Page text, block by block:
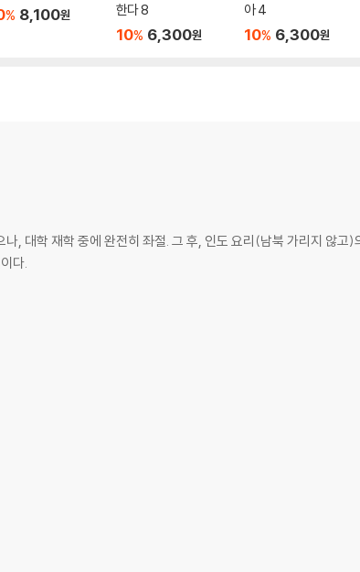
% 8,100원
한다 8
10% 6,300원
아 4
10% 6,300원
, 대학 재학 중에 완전히 좌절. 그 후, 인도 요리(남북 가리지 않고
다.